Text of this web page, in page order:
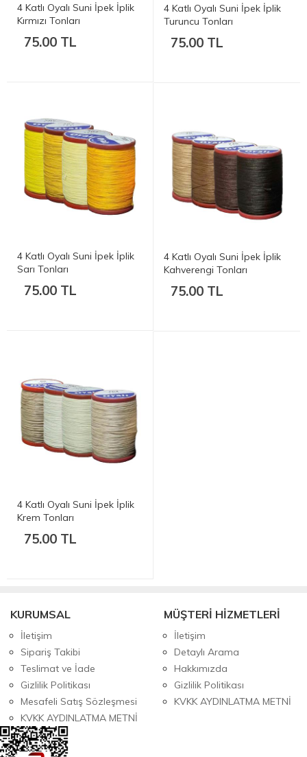
4 Katlı Oyalı Suni İpek İplik
Kırmızı Tonları
75.00 TL
4 Katlı Oyalı Suni İpek İplik
Turuncu Tonları
75.00 TL
4 Katlı Oyalı Suni İpek İplik
Sarı Tonları
75.00 TL
4 Katlı Oyalı Suni İpek İplik
Kahverengi Tonları
75.00 TL
4 Katlı Oyalı Suni İpek İplik
Krem Tonları
75.00 TL
KURUMSAL
İletişim
Sipariş Takibi
Teslimat ve İade
Gizlilik Politikası
Mesafeli Satış Sözleşmesi
KVKK AYDINLATMA METNİ
MÜŞTERİ HİZMETLERİ
İletişim
Detaylı Arama
Hakkımızda
Gizlilik Politikası
KVKK AYDINLATMA METNİ